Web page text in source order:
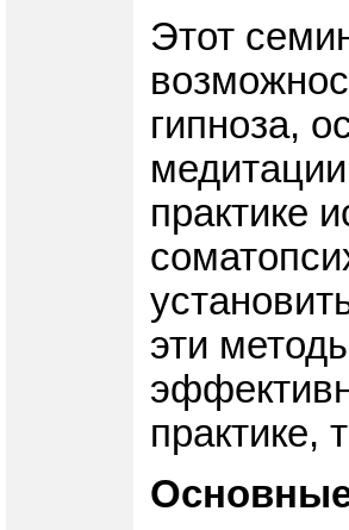
Этот
гипноза,
практике
эти
практике,